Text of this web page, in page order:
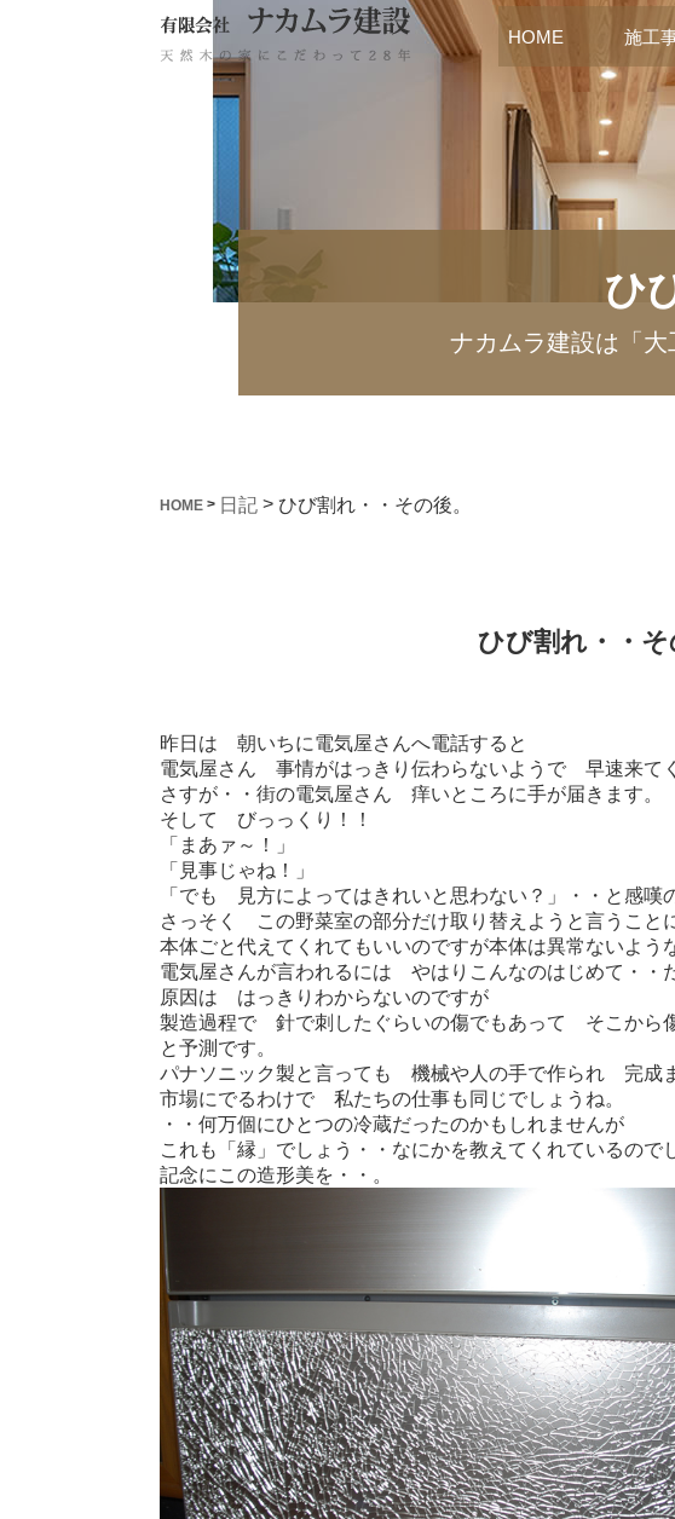
HOME 施工
ひ
ナカムラ建設は「大
HOME > 日記 > ひび割れ・・その後。
ひび割れ・・そ
昨日は 朝いちに電気屋さんへ電話すると
電気屋さん 事情がはっきり伝わらないようで 早速来てく
さすが・・街の電気屋さん 痒いところに手が届きます。
そして びっっくり！！
「まあァ～！」
「見事じゃね！」
「でも 見方によってはきれいと思わない？」・・と感嘆
さっそく この野菜室の部分だけ取り替えようと言うこと
本体ごと代えてくれてもいいのですが本体は異常ないよう
電気屋さんが言われるには やはりこんなのはじめて・・
原因は はっきりわからないのですが
製造過程で 針で刺したぐらいの傷でもあって そこから
と予測です。
パナソニック製と言っても 機械や人の手で作られ 完成
市場にでるわけで 私たちの仕事も同じでしょうね。
・・何万個にひとつの冷蔵だったのかもしれませんが
これも「縁」でしょう・・なにかを教えてくれているので
記念にこの造形美を・・。